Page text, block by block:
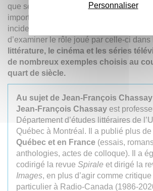
que sémiotiques qu’elle provoque ont
importants au plan imaginaire. Après
incidences de la crémation sur le deuil, il
d’examiner le rôle joué par celle-ci dans
littérature, le cinéma et les séries
de nombreux exemples choisis au
quart de siècle.
Au sujet de Jean-François Chassay
Jean-François Chassay est
Département d’études littéraires de
Québec à Montréal. Il a publié plus de
Québec et en France (essais,
anthologies, actes de colloque). Il a
codirigé la revue Spirale et dirigé la
Images, en plus d’agir comme
particulier à Radio-Canada (1986-
Personnaliser